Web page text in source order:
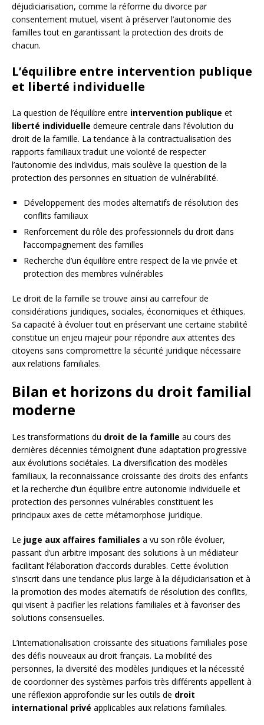
déjudiciarisation, comme la réforme du divorce par
consentement mutuel, visent à préserver l’autonomie des
familles tout en garantissant la protection des droits de
chacun.
L’équilibre entre intervention publique
et liberté individuelle
La question de l’équilibre entre intervention publique et
liberté individuelle demeure centrale dans l’évolution du
droit de la famille. La tendance à la contractualisation des
rapports familiaux traduit une volonté de respecter
l’autonomie des individus, mais soulève la question de la
protection des personnes en situation de vulnérabilité.
Développement des modes alternatifs de résolution des
conflits familiaux
Renforcement du rôle des professionnels du droit dans
l’accompagnement des familles
Recherche d’un équilibre entre respect de la vie privée et
protection des membres vulnérables
Le droit de la famille se trouve ainsi au carrefour de
considérations juridiques, sociales, économiques et éthiques.
Sa capacité à évoluer tout en préservant une certaine stabilité
constitue un enjeu majeur pour répondre aux attentes des
citoyens sans compromettre la sécurité juridique nécessaire
aux relations familiales.
Bilan et horizons du droit familial
moderne
Les transformations du droit de la famille au cours des
dernières décennies témoignent d’une adaptation progressive
aux évolutions sociétales. La diversification des modèles
familiaux, la reconnaissance croissante des droits des enfants
et la recherche d’un équilibre entre autonomie individuelle et
protection des personnes vulnérables constituent les
principaux axes de cette métamorphose juridique.
Le juge aux affaires familiales a vu son rôle évoluer,
passant d’un arbitre imposant des solutions à un médiateur
facilitant l’élaboration d’accords durables. Cette évolution
s’inscrit dans une tendance plus large à la déjudiciarisation et à
la promotion des modes alternatifs de résolution des conflits,
qui visent à pacifier les relations familiales et à favoriser des
solutions consensuelles.
L’internationalisation croissante des situations familiales pose
des défis nouveaux au droit français. La mobilité des
personnes, la diversité des modèles juridiques et la nécessité
de coordonner des systèmes parfois très différents appellent à
une réflexion approfondie sur les outils de droit
international privé applicables aux relations familiales.